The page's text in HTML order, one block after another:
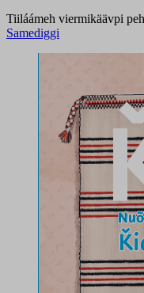
Tiiláámeh viermikäävpi
Samediggi